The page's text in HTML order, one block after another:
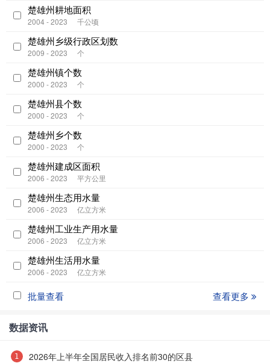
楚雄州耕地面积
2004 - 2023 千公顷
楚雄州乡级行政区划数
2009 - 2023 个
楚雄州镇个数
2000 - 2023 个
楚雄州县个数
2000 - 2023 个
楚雄州乡个数
2000 - 2023 个
楚雄州建成区面积
2006 - 2023 平方公里
楚雄州生态用水量
2006 - 2023 亿立方米
楚雄州工业生产用水量
2006 - 2023 亿立方米
楚雄州生活用水量
2006 - 2023 亿立方米
批量查看 查看更多
数据资讯
2026年上半年全国居民收入排名前30的区县